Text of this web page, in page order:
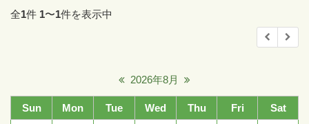
2026年8月
Sun Mon Tue Wed Thu Fri
Sat
全1件 1〜1件を表示中